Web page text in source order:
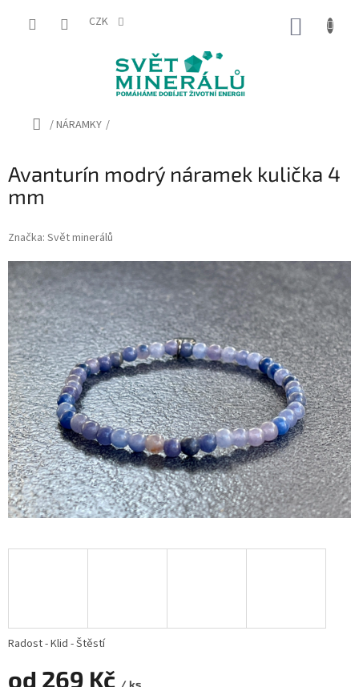
CZK
Domů
/NÁRAMKY /
Avanturín modrý náramek kulička 4
mm
Značka: Svět minerálů
od 269 Kč
Radost - Klid - Štěstí